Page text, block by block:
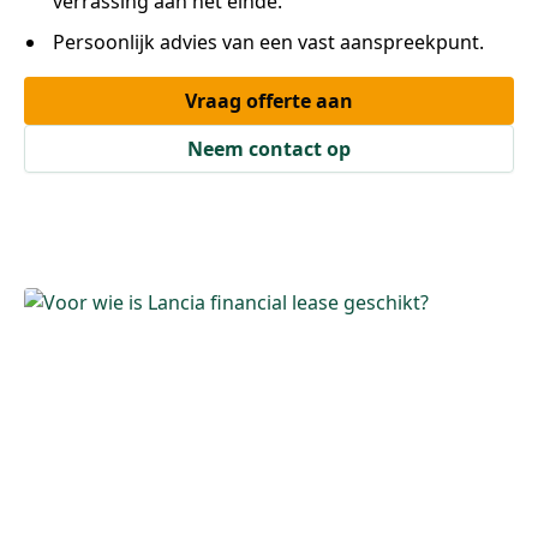
Persoonlijk advies van een vast aanspreekpunt.
Vraag offerte aan
Neem contact op